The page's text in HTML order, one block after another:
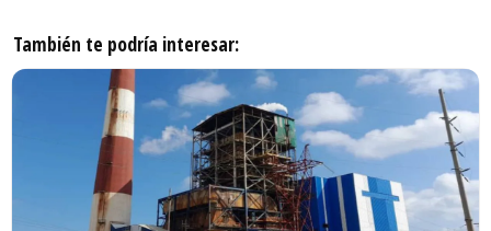
También te podría interesar: